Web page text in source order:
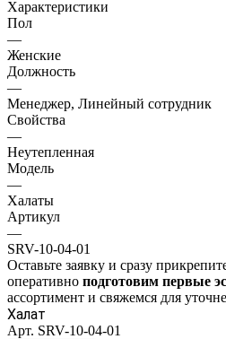
Характеристики
Пол
—
Женские
Должность
—
Менеджер, Линейный сотрудник
Свойства
—
Неутепленная
Модель
—
Халаты
Артикул
—
SRV-10-04-01
Оставьте заявку и сразу
оперативно подготовим первые
ассортимент и свяжемся для
Халат
Арт. SRV-10-04-01